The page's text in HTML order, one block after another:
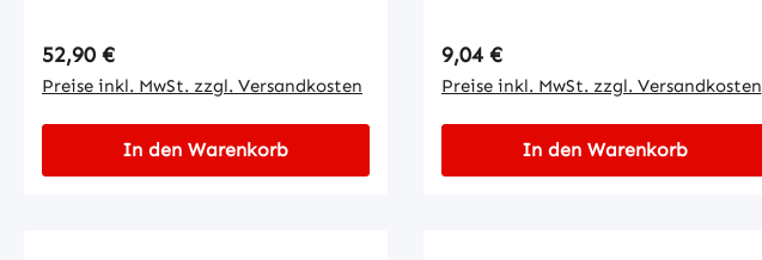
Regulärer Preis:
52,90 €
Preise inkl. MwSt. zzgl. Versandkosten
In den Warenkorb
Regulärer Preis:
9,04 €
Preise inkl. MwSt. zzgl. Versandkosten
In den Warenkorb